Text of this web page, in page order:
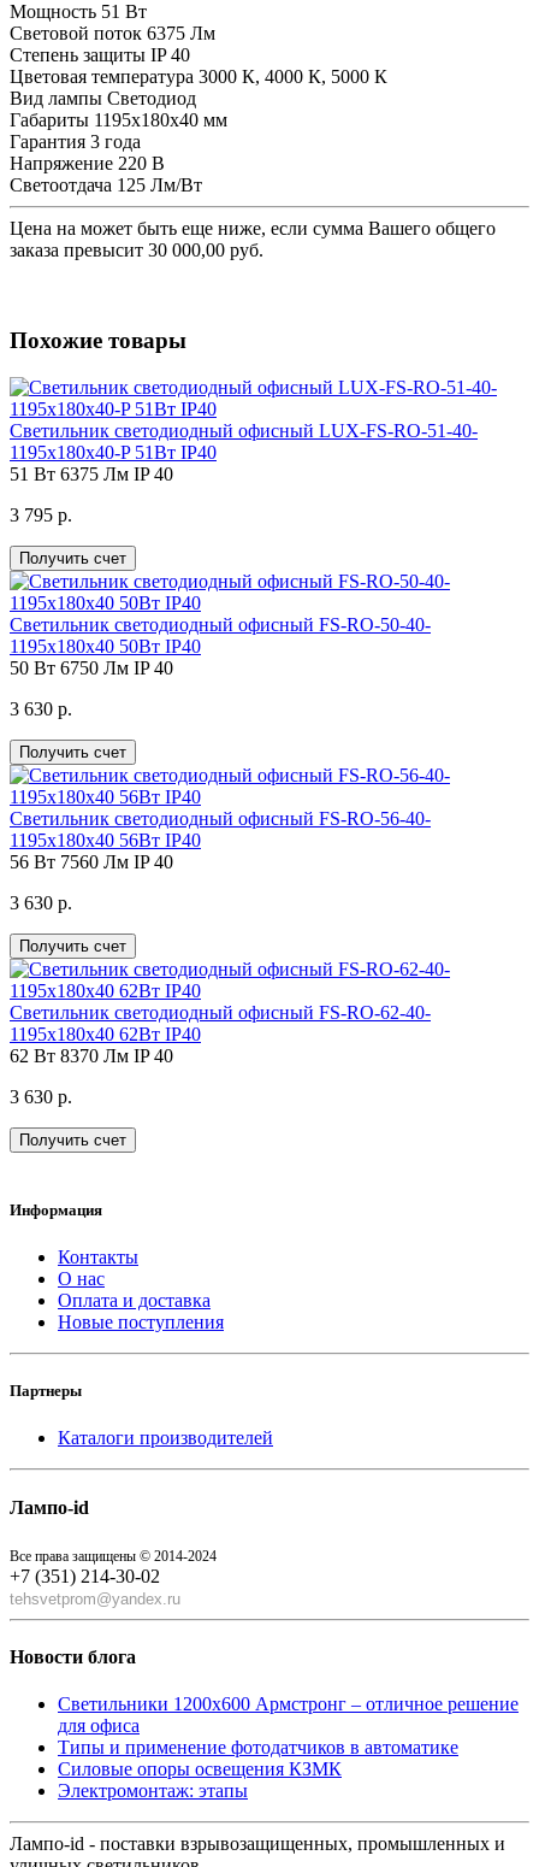
Мощность 51 Вт
Световой поток 6375 Лм
Степень защиты IP 40
Цветовая температура 3000 К, 4000 К, 5000 К
Вид лампы Светодиод
Габариты 1195х180х40 мм
Гарантия 3 года
Напряжение 220 В
Светоотдача 125 Лм/Вт
Цена на может быть еще ниже, если сумма Вашего общего
заказа превысит 30 000,00 руб.
Похожие товары
Светильник светодиодный офисный LUX-FS-RO-51-40-
1195х180х40-P 51Вт IP40
51 Вт 6375 Лм IP 40
3 795 р.
Получить счет
Светильник светодиодный офисный FS-RO-50-40-
1195х180х40 50Вт IP40
50 Вт 6750 Лм IP 40
3 630 р.
Получить счет
Светильник светодиодный офисный FS-RO-56-40-
1195х180х40 56Вт IP40
56 Вт 7560 Лм IP 40
3 630 р.
Получить счет
Светильник светодиодный офисный FS-RO-62-40-
1195х180х40 62Вт IP40
62 Вт 8370 Лм IP 40
3 630 р.
Получить счет
Информация
Контакты
О нас
Оплата и доставка
Новые поступления
Партнеры
Каталоги производителей
Лампо-id
Все права защищены © 2014-2024
+7 (351) 214-30-02
tehsvetprom@yandex.ru
Новости блога
Светильники 1200x600 Армстронг – отличное решение
для офиса
Типы и применение фотодатчиков в автоматике
Силовые опоры освещения КЗМК
Электромонтаж: этапы
Лампо-id - поставки взрывозащищенных, промышленных и